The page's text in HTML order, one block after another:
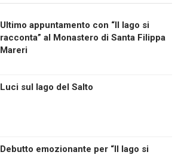
Ultimo appuntamento con “Il lago si
racconta” al Monastero di Santa Filippa
Mareri
Luci sul lago del Salto
Debutto emozionante per “Il lago si